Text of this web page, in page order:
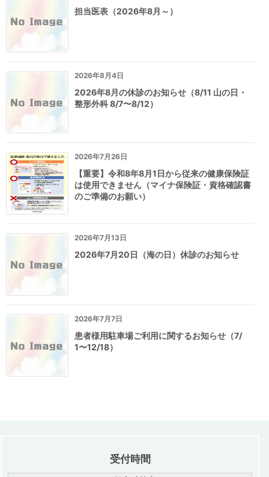
担当医表（2026年8月～）
2026年8月4日
2026年8月の休診のお知らせ（8/11 山の日・
整形外科 8/7〜8/12）
2026年7月26日
【重要】令和8年8月1日から従来の健康保険証
は使用できません（マイナ保険証・資格確認書
のご準備のお願い）
2026年7月13日
2026年7月20日（海の日）休診のお知らせ
2026年7月7日
患者様用駐車場ご利用に関するお知らせ（7/
1〜12/18）
受付時間